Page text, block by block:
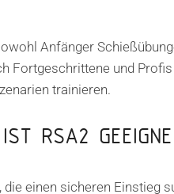
Anfänger
Fortgeschrittene und Profis
trainieren.
RSA2
die einen sicheren Einstieg